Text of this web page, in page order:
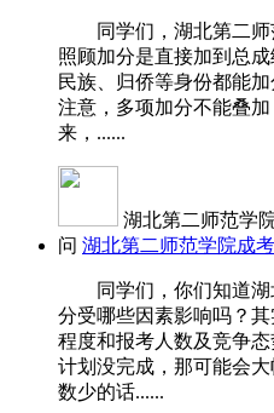
同学们，湖北第二师
照顾加分是直接加到总
民族、归侨等身份都能
注意，多项加分不能叠
来，......
湖北第二师范学
问 湖北第二师范学院成
同学们，你们知道湖
分受哪些因素影响吗？
程度和报考人数及竞争
计划没完成，那可能会
数少的话......